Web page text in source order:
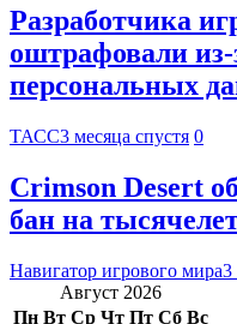
Разработчика
оштрафовали из-
персональных
ТАСС3 месяца спустя 0
Crimson Desert
бан на
Навигатор игрового мира3
Август 2026
Пн Вт Ср Чт Пт Сб Вс